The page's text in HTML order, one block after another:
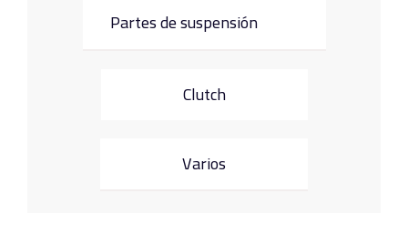
Partes de suspensión
Clutch
Varios